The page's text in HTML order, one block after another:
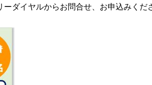
ダイヤルからお問合せ、お申込みくだ